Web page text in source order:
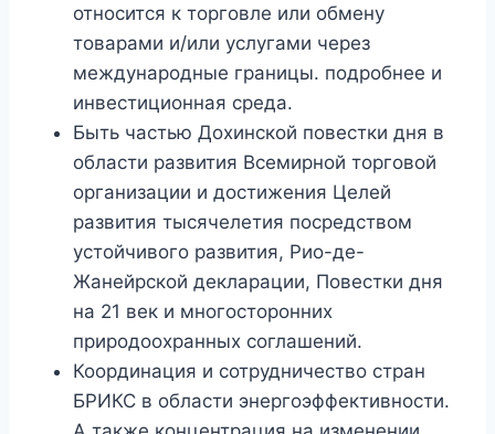
относится к торговле или обмену
товарами и/или услугами через
международные границы. подробнее и
инвестиционная среда.
Быть частью Дохинской повестки дня в
области развития Всемирной торговой
организации и достижения Целей
развития тысячелетия посредством
устойчивого развития, Рио-де-
Жанейрской декларации, Повестки дня
на 21 век и многосторонних
природоохранных соглашений.
Координация и сотрудничество стран
БРИКС в области энергоэффективности.